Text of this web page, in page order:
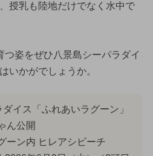
授乳も陸地だけでなく水中で
姿をぜひ八景島シーパラダイ
いかがでしょうか。
イス「ふれあいラグーン」
ん公開
ーン内 ヒレアシビーチ